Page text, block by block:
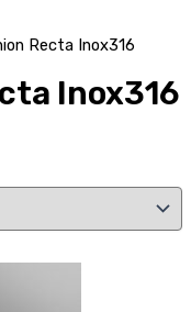
Recta Inox316
Inox316